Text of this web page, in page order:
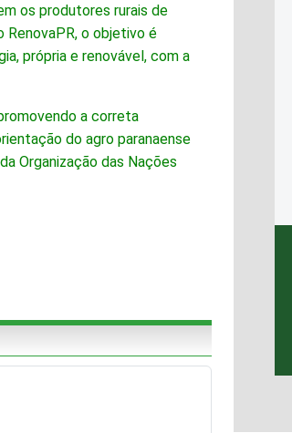
os produtores rurais de
o objetivo é
própria e renovável, com a
a correta
do agro paranaense
Organização das Nações